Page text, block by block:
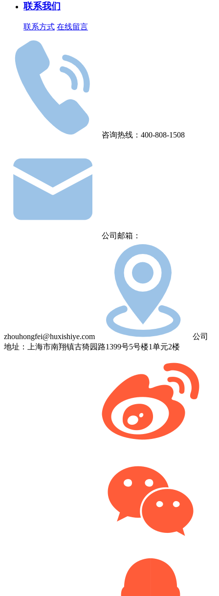
联系我们
联系方式 在线留言
咨询热线：400-808-1508
公司邮箱：
zhouhongfei@huxishiye.com
公司
地址：上海市南翔镇古猗园路1399号5号楼1单元2楼